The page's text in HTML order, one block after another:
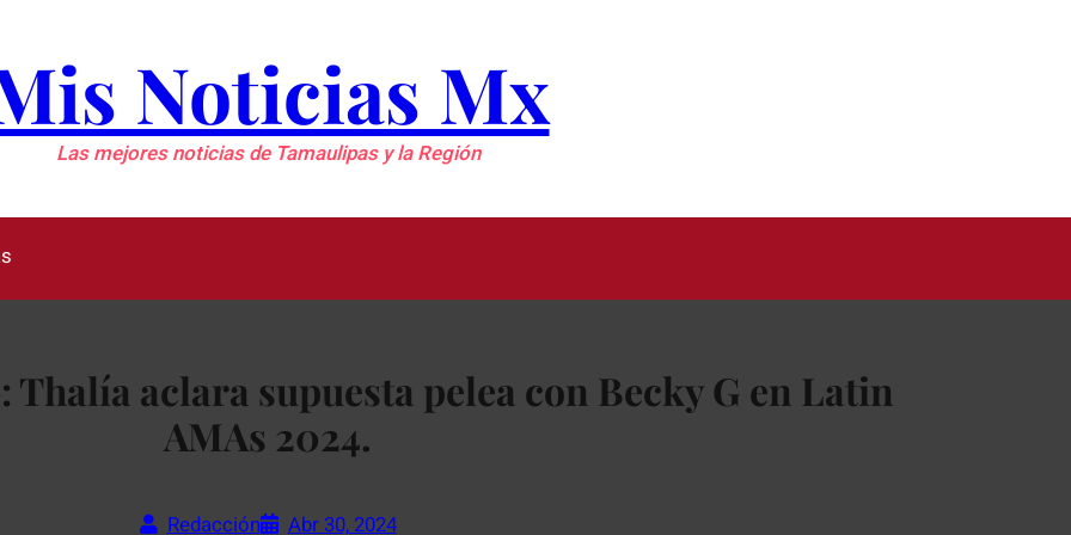
Noticias Mx
Las mejores noticias de Tamaulipas y la Región
Thalía aclara supuesta pelea con Becky G en Latin
AMAs 2024.
Redacción Abr 30, 2024